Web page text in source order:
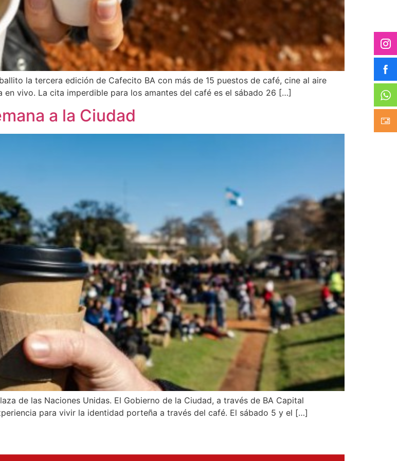
la tercera edición de Cafecito BA con más de 15 puestos de café, cine al aire
vivo. La cita imperdible para los amantes del café es el sábado 26 […]
a la Ciudad
de las Naciones Unidas. El Gobierno de la Ciudad, a través de BA Capital
para vivir la identidad porteña a través del café. El sábado 5 y el […]